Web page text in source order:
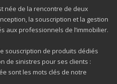
née de la rencontre de deux
la souscription et la gestion
aux professionnels de l’immobilier.
souscription de produits dédiés
de sinistres pour ses clients :
sont les mots clés de notre